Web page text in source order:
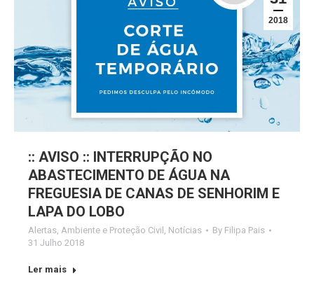
2018
:: AVISO :: INTERRUPÇÃO NO
ABASTECIMENTO DE ÁGUA NA
FREGUESIA DE CANAS DE SENHORIM E
LAPA DO LOBO
Alertas, Ambiente e Proteção Civil , Notícias By Filipa Pais
31 Julho 2018
Ler mais